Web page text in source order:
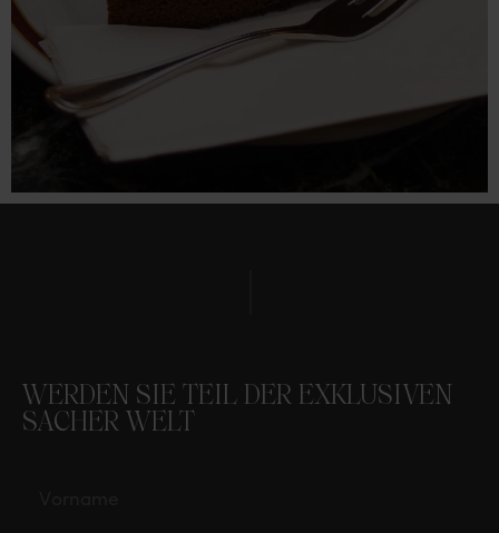
WERDEN SIE TEIL DER EXKLUSIVEN
SACHER WELT